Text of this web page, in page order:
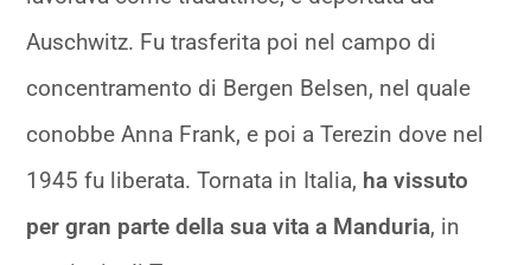
Auschwitz. Fu trasferita poi nel campo di
concentramento di Bergen Belsen, nel quale
conobbe Anna Frank, e poi a Terezin dove nel
1945 fu liberata. Tornata in Italia, ha vissuto
per gran parte della sua vita a Manduria, in